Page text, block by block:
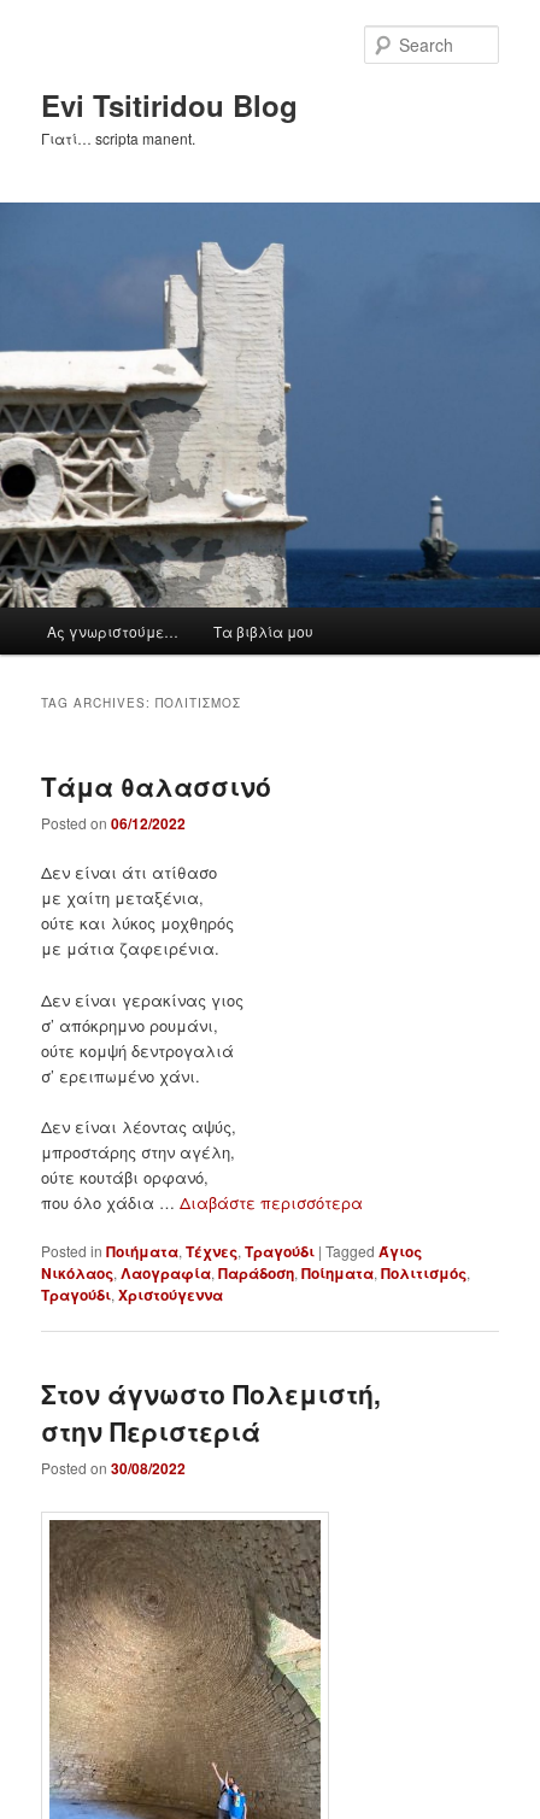
Evi Tsitiridou Blog
Γιατί… scripta manent.
Ας γνωριστούμε… Τα βιβλία μου
TAG ARCHIVES:ΠΟΛΙΤΙΣΜΌΣ
Τάμα θαλασσινό
Posted on06/12/2022
Δεν είναι άτι ατίθασο
με χαίτη μεταξένια,
ούτε και λύκος μοχθηρός
με μάτια ζαφειρένια.
Δεν είναι γερακίνας γιος
σ’ απόκρημνο ρουμάνι,
ούτε κομψή δεντρογαλιά
σ’ ερειπωμένο χάνι.
Δεν είναι λέοντας αψύς,
μπροστάρης στην αγέλη,
ούτε κουτάβι ορφανό,
που όλο χάδια …Διαβάστε περισσότερα
Posted in Ποιήματα,Τέχνες,Τραγούδι |Tagged Άγιος
Νικόλαος,Λαογραφία,Παράδοση,Ποίηματα,Πολιτισμός,
Τραγούδι,Χριστούγεννα
Στον άγνωστο Πολεμιστή,
στην Περιστεριά
Posted on30/08/2022